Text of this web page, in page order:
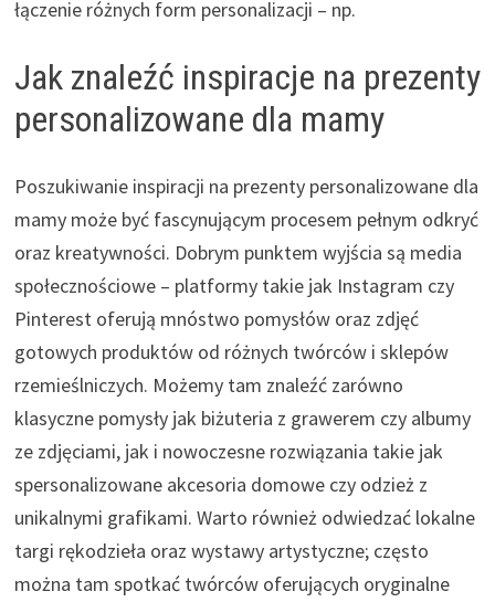
łączenie różnych form personalizacji – np.
Jak znaleźć inspiracje na prezenty
personalizowane dla mamy
Poszukiwanie inspiracji na prezenty personalizowane dla
mamy może być fascynującym procesem pełnym odkryć
oraz kreatywności. Dobrym punktem wyjścia są media
społecznościowe – platformy takie jak Instagram czy
Pinterest oferują mnóstwo pomysłów oraz zdjęć
gotowych produktów od różnych twórców i sklepów
rzemieślniczych. Możemy tam znaleźć zarówno
klasyczne pomysły jak biżuteria z grawerem czy albumy
ze zdjęciami, jak i nowoczesne rozwiązania takie jak
spersonalizowane akcesoria domowe czy odzież z
unikalnymi grafikami. Warto również odwiedzać lokalne
targi rękodzieła oraz wystawy artystyczne; często
można tam spotkać twórców oferujących oryginalne